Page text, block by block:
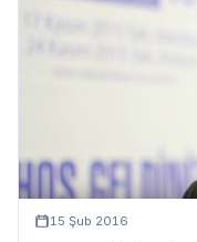
15 Şub 2016